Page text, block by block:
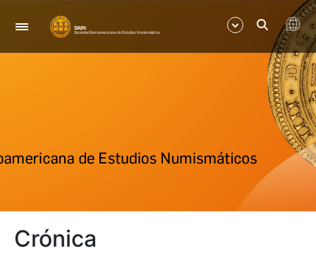
Navegació
Mostra/Amaga
Crónica